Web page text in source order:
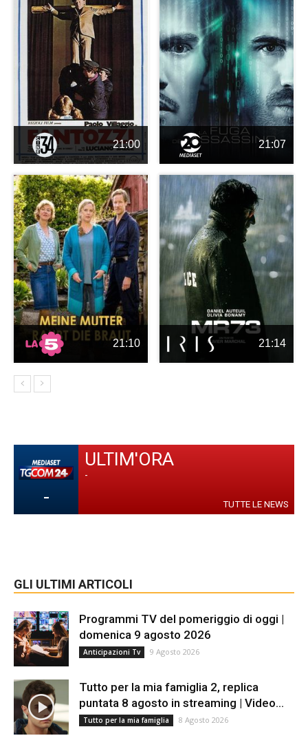
21:00 21:07
21:10 21:14
-
ULTIM'ORA
-
TUTTE LE NEWS
GLI ULTIMI ARTICOLI
Programmi TV del pomeriggio di oggi |
domenica 9 agosto 2026
Anticipazioni Tv 9 Agosto 2026
Tutto per la mia famiglia 2, replica
puntata 8 agosto in streaming | Video...
Tutto per la mia famiglia 8 Agosto 2026